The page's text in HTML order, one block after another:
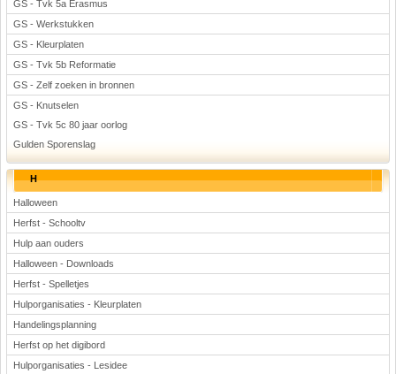
GS - Tvk 5a Erasmus
GS - Werkstukken
GS - Kleurplaten
GS - Tvk 5b Reformatie
GS - Zelf zoeken in bronnen
GS - Knutselen
GS - Tvk 5c 80 jaar oorlog
Gulden Sporenslag
H
Halloween
Herfst - Schooltv
Hulp aan ouders
Halloween - Downloads
Herfst - Spelletjes
Hulporganisaties - Kleurplaten
Handelingsplanning
Herfst op het digibord
Hulporganisaties - Lesidee